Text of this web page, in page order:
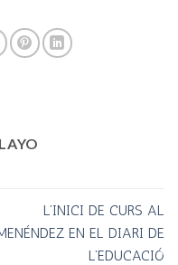
L’INICI DE CURS AL
EN EL DIARI DE
L’EDUCACIÓ